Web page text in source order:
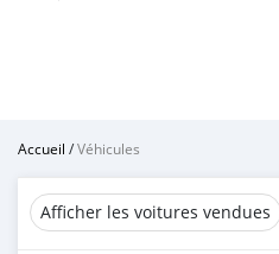
Accueil /Véhicules
Afficher les voitures vendues